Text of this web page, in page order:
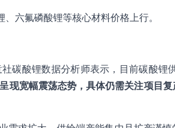
六氟磷酸锂等核心材料价格上行。
碳酸锂数据分析师表示，目前碳酸锂
现宽幅震荡态势，具体仍需关注项目